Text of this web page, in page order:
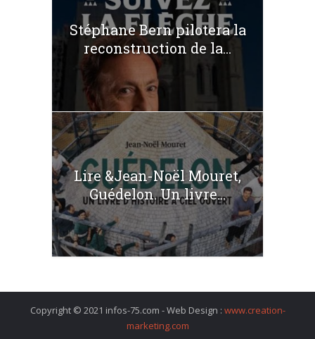
Stéphane Bern pilotera la
reconstruction de la...
Lire &Jean-Noël Mouret,
Guédelon. Un livre...
Copyright © 2021 infos-75.com - Web Design : www.creation-
marketing.com